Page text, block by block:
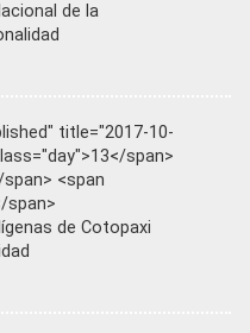
de la
title="2017-10-
span>
<span
span>
de Cotopaxi